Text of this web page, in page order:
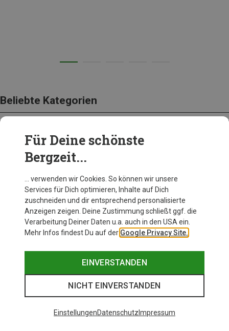
Beliebte Kategorien
BEKLEIDUNG
Für Deine schönste
Bergzeit...
… verwenden wir Cookies. So können wir unsere
Services für Dich optimieren, Inhalte auf Dich
zuschneiden und dir entsprechend personalisierte
Anzeigen zeigen. Deine Zustimmung schließt ggf. die
Verarbeitung Deiner Daten u.a. auch in den USA ein.
Mehr Infos findest Du auf der Google Privacy Site.
EINVERSTANDEN
NICHT EINVERSTANDEN
EinstellungenDatenschutz Impressum